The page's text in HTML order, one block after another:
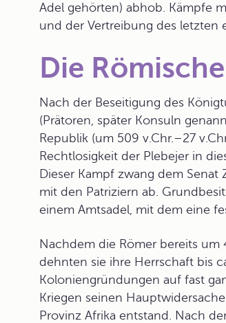
Adel gehörten) abhob. Kämpfe
und der Vertreibung des letzten
Die
Nach der Beseitigung des
(Prätoren, später Konsuln
Republik (um 509 v.Chr.–27
Rechtlosigkeit der Plebejer in
Dieser Kampf zwang dem
mit den Patriziern ab.
einem Amtsadel, mit dem eine
Nachdem die Römer bereits
dehnten sie ihre Herrschaft bis
Koloniengründungen auf fast
Kriegen seinen
Provinz Afrika entstand. Nach